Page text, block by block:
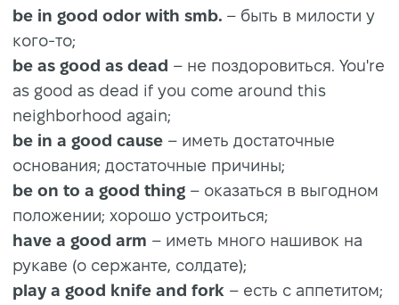
be in good odor with smb. – быть в милости у
кого-то;
be as good as dead – не поздоровиться. You're
as good as dead if you come around this
neighborhood again;
be in a good cause – иметь достаточные
основания; достаточные причины;
be on to a good thing – оказаться в выгодном
положении; хорошо устроиться;
have a good arm – иметь много нашивок на
рукаве (о сержанте, солдате);
play a good knife and fork – есть с аппетитом;